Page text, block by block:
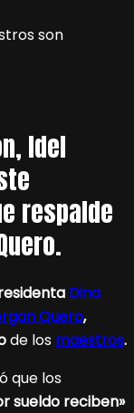
Idel
respalde
Dina
Quero,
de los maestros.
que los
sueldo reciben»